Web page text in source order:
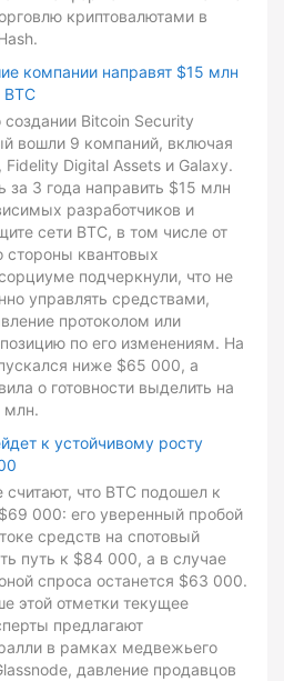
криптовалютами в
компании направят $15 млн
Bitcoin Security
вошли 9 компаний, включая
Fidelity Digital Assets и Galaxy.
за 3 года направить $15 млн
разработчиков и
сети BTC, в том числе от
квантовых
подчеркнули, что не
управлять средствами,
протоколом или
по его изменениям. На
ниже $65 000, а
о готовности выделить на
млн.
к устойчивому росту
считают, что BTC подошел к
000: его уверенный пробой
средств на спотовый
путь к $84 000, а в случае
спроса останется $63 000.
этой отметки текущее
предлагают
в рамках медвежьего
давление продавцов